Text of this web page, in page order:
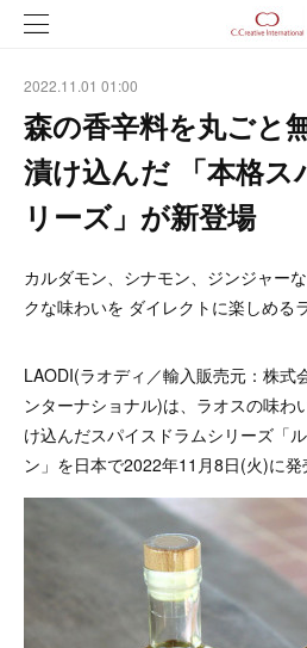
2022.11.01 01:00
森の香辛料を丸ごと
漬け込んだ 「本格
リーズ」が新登場
カルダモン、シナモン、ジンジャー
クな味わいを ダイレクトに楽しめる
LAODI(ラオディ／輸入販売元：株式
ンターナショナル)は、ラオスの味わ
け込んだスパイスドラムシリーズ「
ン」を日本で2022年11月8日(火)に発